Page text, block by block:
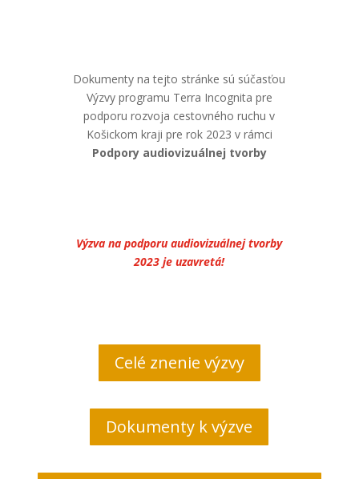
Dokumenty na tejto stránke sú súčasťou
Výzvy programu Terra Incognita pre
podporu rozvoja cestovného ruchu v
Košickom kraji pre rok 2023 v rámci
Podpory audiovizuálnej tvorby
Výzva na podporu audiovizuálnej tvorby
2023 je uzavretá!
Celé znenie výzvy
Dokumenty k výzve